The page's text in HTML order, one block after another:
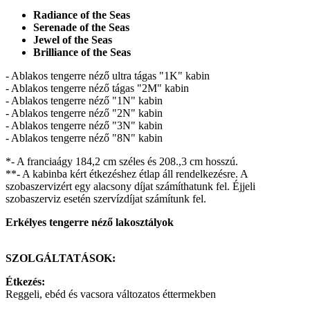
Radiance of the Seas
Serenade of the Seas
Jewel of the Seas
Brilliance of the Seas
- Ablakos tengerre néző ultra tágas "1K" kabin
- Ablakos tengerre néző tágas "2M" kabin
- Ablakos tengerre néző "1N" kabin
- Ablakos tengerre néző "2N" kabin
- Ablakos tengerre néző "3N" kabin
- Ablakos tengerre néző "8N" kabin
*- A franciaágy 184,2 cm széles és 208.,3 cm hosszú.
**- A kabinba kért étkezéshez étlap áll rendelkezésre. A
szobaszervizért egy alacsony díjat számíthatunk fel. Éjjeli
szobaszerviz esetén szervízdíjat számítunk fel.
Erkélyes tengerre néző lakosztályok
SZOLGÁLTATÁSOK:
Étkezés:
Reggeli, ebéd és vacsora változatos éttermekben